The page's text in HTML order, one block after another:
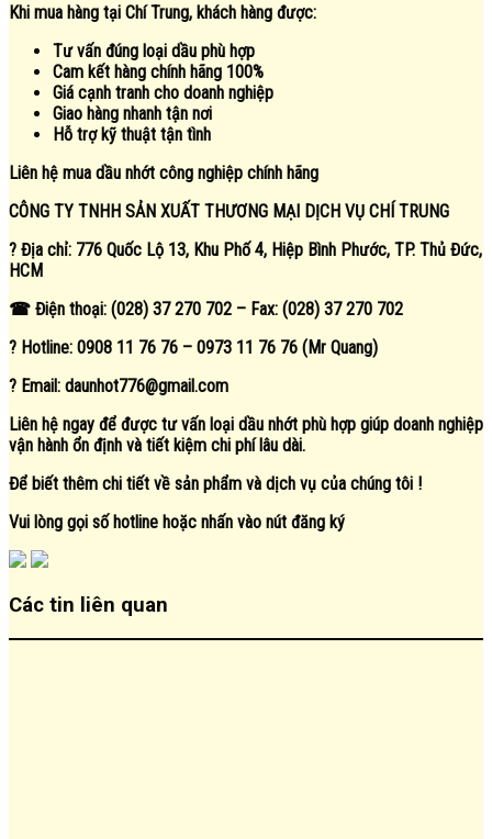
Khi mua hàng tại Chí Trung, khách hàng được:
Tư vấn đúng loại dầu phù hợp
Cam kết hàng chính hãng 100%
Giá cạnh tranh cho doanh nghiệp
Giao hàng nhanh tận nơi
Hỗ trợ kỹ thuật tận tình
Liên hệ mua dầu nhớt công nghiệp chính hãng
CÔNG TY TNHH SẢN XUẤT THƯƠNG MẠI DỊCH VỤ CHÍ TRUNG
? Địa chỉ: 776 Quốc Lộ 13, Khu Phố 4, Hiệp Bình Phước, TP. Thủ Đức,
HCM
☎ Điện thoại: (028) 37 270 702 – Fax: (028) 37 270 702
? Hotline: 0908 11 76 76 – 0973 11 76 76 (Mr Quang)
? Email: daunhot776@gmail.com
Liên hệ ngay để được tư vấn loại dầu nhớt phù hợp giúp doanh nghiệp
vận hành ổn định và tiết kiệm chi phí lâu dài.
Để biết thêm chi tiết về sản phẩm và dịch vụ của chúng tôi !
Vui lòng gọi số hotline hoặc nhấn vào nút đăng ký
Các tin liên quan